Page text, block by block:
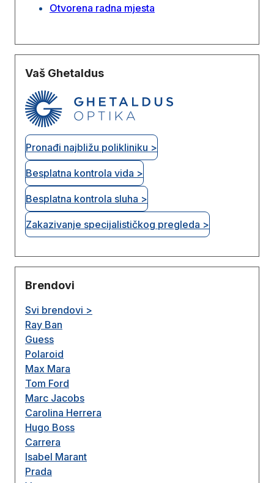
Otvorena radna mjesta
Vaš Ghetaldus
Pronađi najbližu polikliniku >
Besplatna kontrola vida >
Besplatna kontrola sluha >
Zakazivanje specijalističkog pregleda >
Brendovi
Svi brendovi >
Ray Ban
Guess
Polaroid
Max Mara
Tom Ford
Marc Jacobs
Carolina Herrera
Hugo Boss
Carrera
Isabel Marant
Prada